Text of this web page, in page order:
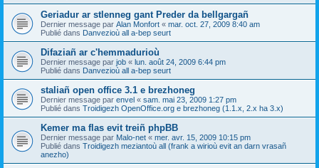
Geriadur ar stlenneg gant Preder da bellgargañ
Dernier message par Alan Monfort « mar. oct. 27, 2009 8:40 am
Publié dans Danvezioù all a-bep seurt
Difaziañ ar c'hemmadurioù
Dernier message par job « lun. août 24, 2009 6:44 pm
Publié dans Danvezioù all a-bep seurt
staliañ open office 3.1 e brezhoneg
Dernier message par envel « sam. mai 23, 2009 1:27 pm
Publié dans Troidigezh OpenOffice.org e brezhoneg (1.1.x, 2.x ha 3.x)
Kemer ma flas evit treiñ phpBB
Dernier message par Malo-net « mer. avr. 15, 2009 10:15 pm
Publié dans Troidigezh meziantoù all (frank a wirioù evit an darn vrasañ
anezho)